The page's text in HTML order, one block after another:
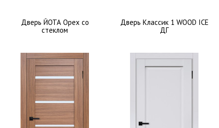
Дверь ЙОТА Орех со
стеклом
Дверь Классик 1 WOOD ICE
ДГ